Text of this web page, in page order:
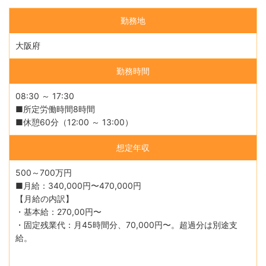
勤務地
大阪府
勤務時間
08:30 ～ 17:30
■所定労働時間8時間
■休憩60分（12:00 ～ 13:00）
想定年収
500～700万円
■月給：340,000円〜470,000円
【月給の内訳】
・基本給：270,00円〜
・固定残業代：月45時間分、70,000円〜。超過分は別途支
給。